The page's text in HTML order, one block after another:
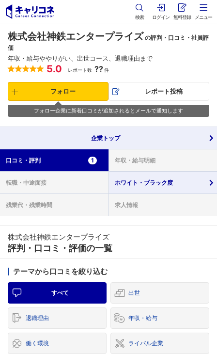
検索 ログイン 無料登録 メニュー
株式会社神鉄エンタープライズ の評判・口コミ・社員評
価
年収・給与ややりがい、出世コース、退職理由まで
5.0 レポート数 ??件
フォロー レポート投稿
フォロー企業に新着口コミが追加されるとメールで通知します
企業 トップ
口コミ・ 評判 1 年収・ 給与明細
転職・ 中途面接 ホワイト・ ブラック度
残業代・ 残業時間 求人情報
株式会社神鉄エンタープライズ
評判・口コミ・評価の一覧
テーマから口コミを絞り込む
すべて 出世
退職理由 年収・給与
働く環境 ライバル企業